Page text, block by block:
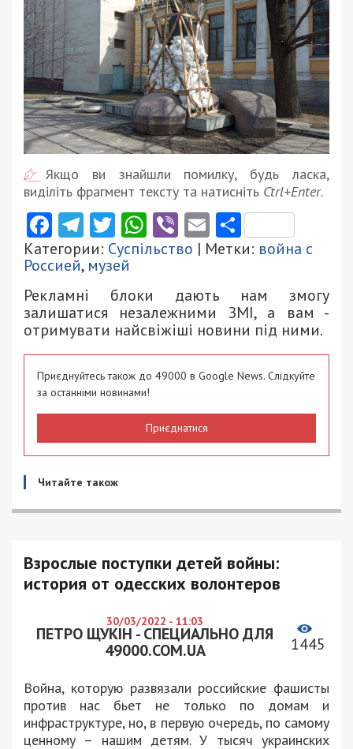
Якщо ви знайшли помилку, будь ласка,
виділіть фрагмент тексту та натисніть Ctrl+Enter.
Facebook
Telegram
Twitter
WhatsApp
ViberEmail
Категории: Суспільство | Метки: война с
Россией, музей
Рекламні блоки дають нам змогу
залишатися незалежними ЗМІ, а вам -
отримувати найсвіжіші новини під ними.
Приєднуйтесь також до 49000 в Google News. Слідкуйте
за останніми новинами!
Приєднатися
Читайте також
Взрослые поступки детей войны:
история от одесских волонтеров
30/03/2022 - 11:03
ПЕТРО ЩУКІН - СПЕЦИАЛЬНО ДЛЯ
49000.COM.UA
1445
Война, которую развязали российские фашисты
против нас бьет не только по домам и
инфраструктуре, но, в первую очередь, по самому
ценному – нашим детям. У тысяч украинских